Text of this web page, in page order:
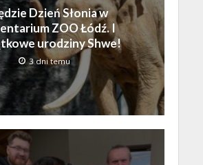
Dzień Słonia w
ZOO Łódź. I
urodziny Shwe!
3 dni temu